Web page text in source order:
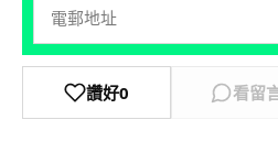
讚好0 看留